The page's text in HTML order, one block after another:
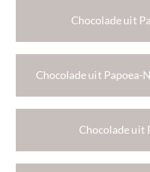
Chocolade uit
Chocolade uit
Chocolade